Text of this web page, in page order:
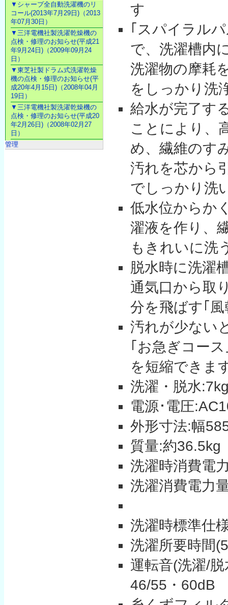
す
｢スパイラル
で、洗濯槽内
洗濯物の摩耗
をしっかり洗
給水が完了す
ことにより、
め、繊維のす
汚れを芯から
でしっかり洗
低水位からか
濯液を作り、
もきれいに洗
脱水時に洗濯
通気口から取
分を飛ばす｢
汚れが少ない
｢お急ぎコー
を短縮できま
洗濯・脱水
電源･電圧
外形寸法:幅
質量:約36.5kg
洗濯時消費電
洗濯消費電力
洗濯時標準仕
洗濯所要時間
運転音(洗濯/
46/55・60dB
▼シャープ全自動洗濯機のリ
コール(2013年7月29日)（2013
年07月30日）
▼三洋電機社製洗濯乾燥機の
点検・修理のお知らせ(平成21
年9月24日)（2009年09月24
日）
▼東芝社製ドラム式洗濯乾燥
機の点検・修理のお知らせ(平
成20年4月15日)（2008年04月
19日）
▼三洋電機社製洗濯乾燥機の
点検・修理のお知らせ(平成20
年2月26日)（2008年02月27
日）
管理